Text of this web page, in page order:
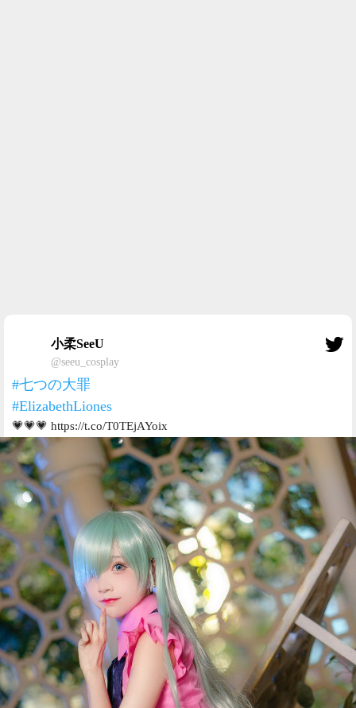
小柔SeeU
@seeu_cosplay
#七つの大罪
#ElizabethLiones
💗💗💗 https://t.co/T0TEjAYoix